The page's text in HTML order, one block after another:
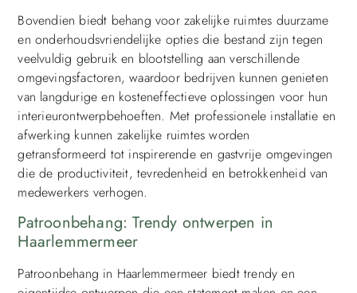
Bovendien biedt behang voor zakelijke ruimtes duurzame
en onderhoudsvriendelijke opties die bestand zijn tegen
veelvuldig gebruik en blootstelling aan verschillende
omgevingsfactoren, waardoor bedrijven kunnen genieten
van langdurige en kosteneffectieve oplossingen voor hun
interieurontwerpbehoeften. Met professionele installatie en
afwerking kunnen zakelijke ruimtes worden
getransformeerd tot inspirerende en gastvrije omgevingen
die de productiviteit, tevredenheid en betrokkenheid van
medewerkers verhogen.
Patroonbehang: Trendy ontwerpen in
Haarlemmermeer
Patroonbehang in Haarlemmermeer biedt trendy en